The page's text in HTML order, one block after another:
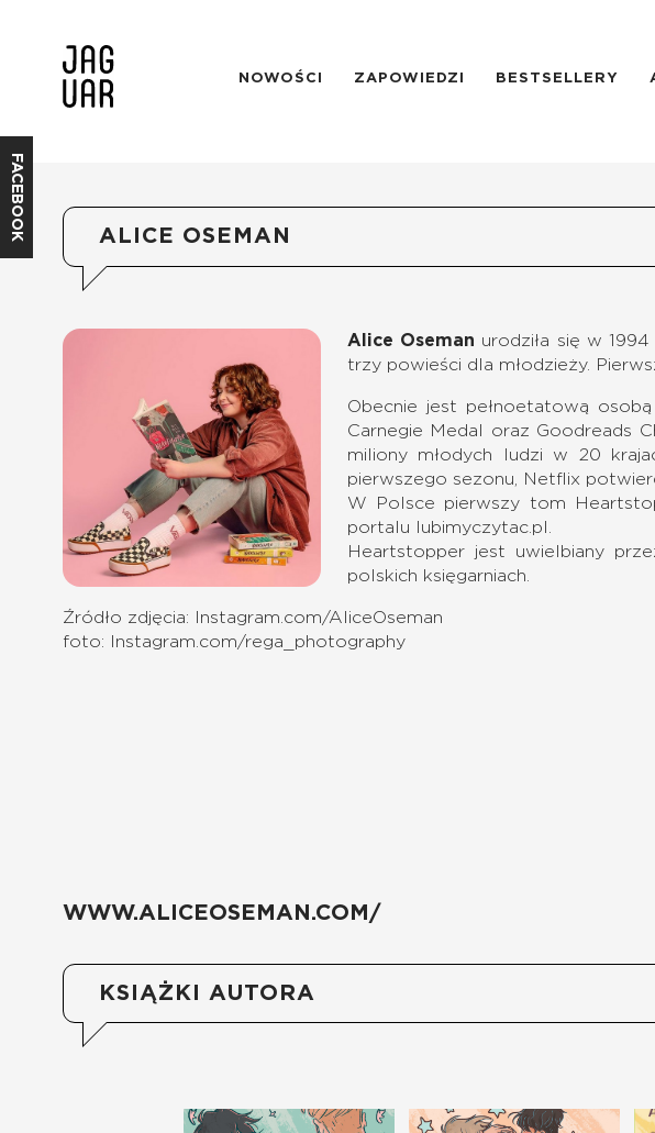
NOWOŚCI ZAPOWIEDZI BESTSELLERY
FACEBOOK ALICE OSEMAN
Alice Oseman urodziła się w
trzy powieści dla młodzieży.
Obecnie jest pełnoetatową
Carnegie Medal oraz Goodreads
miliony młodych ludzi w 20
pierwszego sezonu, Netflix
W Polsce pierwszy tom
portalu lubimyczytac.pl.
Heartstopper jest uwielbiany
polskich księgarniach.
Źródło zdjęcia: Instagram.com/AliceOseman
foto: Instagram.com/rega_photography
WWW.ALICEOSEMAN.COM/
KSIĄŻKI AUTORA